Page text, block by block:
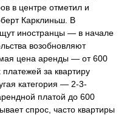
в центре отметил и
Карклиньш. В
иностранцы — в начале
возобновляют
цена аренды — от 600
за квартиру
категория — 2-3-
платой до 600
спрос, часто квартиры